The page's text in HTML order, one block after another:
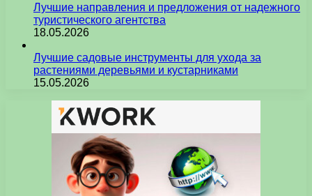
Лучшие направления и предложения от надежного
туристического агентства
18.05.2026
Лучшие садовые инструменты для ухода за
растениями деревьями и кустарниками
15.05.2026